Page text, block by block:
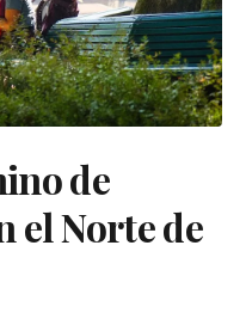
de
el Norte de